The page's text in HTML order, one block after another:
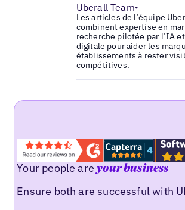
Uberall Team•
Les articles de l’équipe
combinent expertise en
recherche pilotée par l’IA
digitale pour aider les
établissements à rester
compétitives.
Your people areyour business
Ensure both are successful with